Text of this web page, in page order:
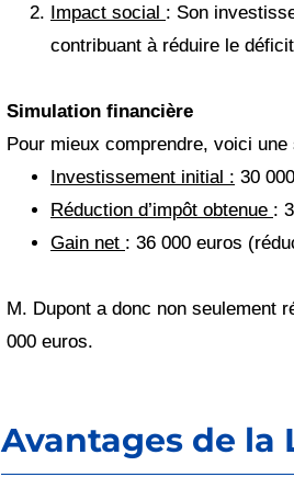
Impact social : Son
contribuant à réduire le
Simulation financière
Pour mieux comprendre, voici
Investissement initial : 30
Réduction d’impôt obtenue :
Gain net : 36 000 euros
M. Dupont a donc non seulement
000 euros.
Avantages de la